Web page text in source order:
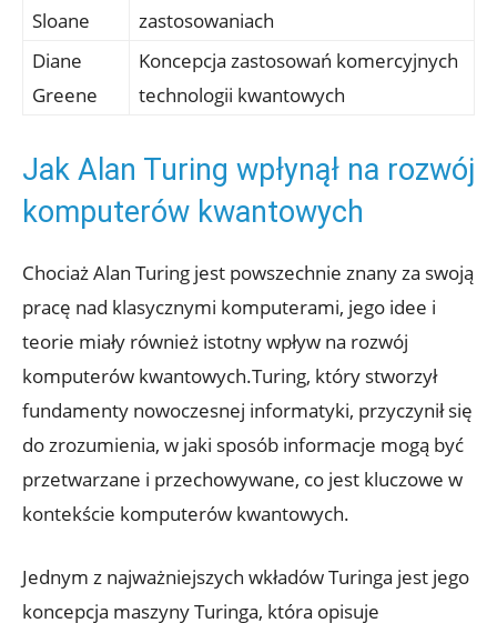
Sloane
zastosowaniach
Diane
Greene
Koncepcja zastosowań komercyjnych
technologii kwantowych
Jak Alan Turing wpłynął na rozwój
komputerów kwantowych
Chociaż Alan Turing jest powszechnie znany za swoją
pracę nad klasycznymi komputerami, jego idee i
teorie miały również istotny wpływ na rozwój
komputerów kwantowych.Turing, który stworzył
fundamenty nowoczesnej informatyki, przyczynił się
do zrozumienia, w jaki sposób informacje mogą być
przetwarzane i przechowywane, co jest kluczowe w
kontekście komputerów kwantowych.
Jednym z najważniejszych wkładów Turinga jest jego
koncepcja maszyny Turinga, która opisuje